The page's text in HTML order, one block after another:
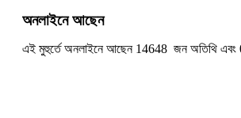
অনলাইনে আছেন
এই মুহুর্তে অনলাইনে আছেন 14648 জন অতিথি